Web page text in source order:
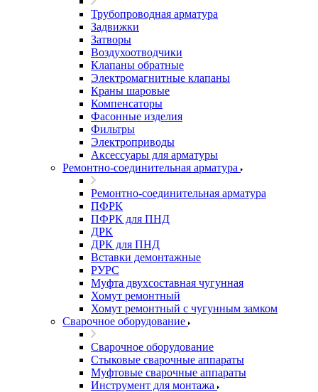
Трубопроводная арматура
Задвижки
Затворы
Воздухоотводчики
Клапаны обратные
Электромагнитные клапаны
Краны шаровые
Компенсаторы
Фасонные изделия
Фильтры
Электроприводы
Аксессуары для арматуры
Ремонтно-соединительная арматура
Ремонтно-соединительная арматура
ПФРК
ПФРК для ПНД
ДРК
ДРК для ПНД
Вставки демонтажные
РУРС
Муфта двухсоставная чугунная
Хомут ремонтный
Хомут ремонтный с чугунным замком
Сварочное оборудование
Сварочное оборудование
Стыковые сварочные аппараты
Муфтовые сварочные аппараты
Инструмент для монтажа